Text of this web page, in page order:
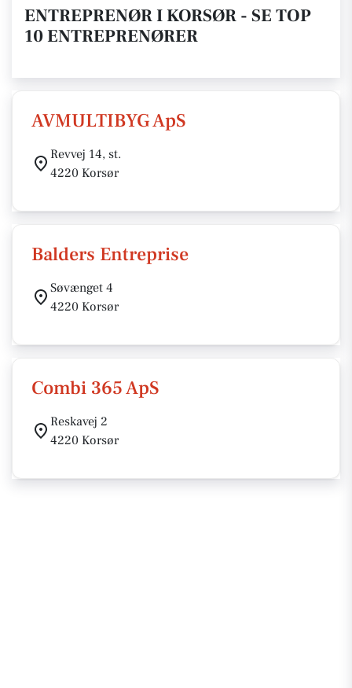
ENTREPRENØR I KORSØR - SE TOP
10 ENTREPRENØRER
AVMULTIBYG ApS
Revvej 14, st.
4220 Korsør
Balders Entreprise
Søvænget 4
4220 Korsør
Combi 365 ApS
Reskavej 2
4220 Korsør